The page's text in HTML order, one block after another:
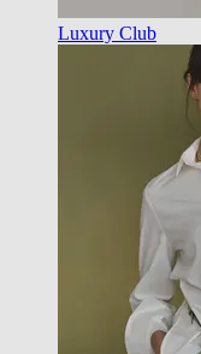
Luxury Club